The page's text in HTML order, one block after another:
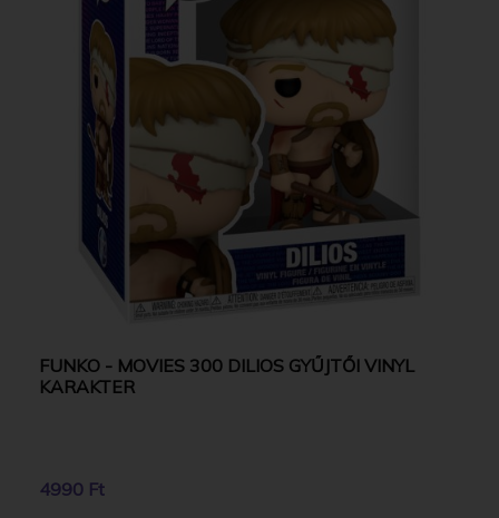
FUNKO - MOVIES 300 DILIOS GYŰJTŐI VINYL
KARAKTER
4990 Ft